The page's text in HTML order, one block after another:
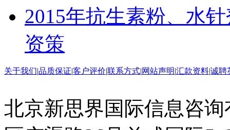
2015年抗生素粉、水
资策
关于我们|品质保证|客户评价|联系方式|网站声明|汇款资料|诚聘
北京新思界国际信息咨